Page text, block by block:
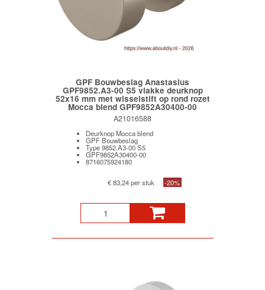
GPF Bouwbeslag Anastasius
GPF9852.A3-00 S5 vlakke deurknop
52x16 mm met wisselstift op rond rozet
Mocca blend GPF9852A30400-00
A21016588
Deurknop Mocca blend
GPF Bouwbeslag
Type 9852.A3-00 S5
GPF9852A30400-00
8716075924180
€ 83,24 per stuk -20%